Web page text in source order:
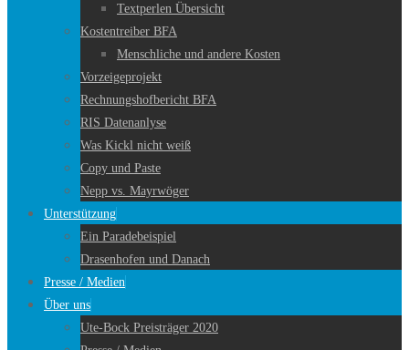
Textperlen Übersicht
Kostentreiber BFA
Menschliche und andere Kosten
Vorzeigeprojekt
Rechnungshofbericht BFA
RIS Datenanlyse
Was Kickl nicht weiß
Copy und Paste
Nepp vs. Mayrwöger
Unterstützung
Ein Paradebeispiel
Drasenhofen und Danach
Presse / Medien
Über uns
Ute-Bock Preisträger 2020